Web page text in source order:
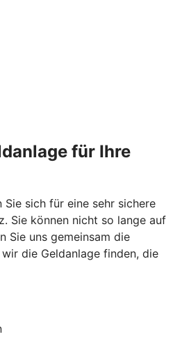
für Ihre
Sie sich für eine sehr sichere
Sie können nicht so lange auf
Sie uns gemeinsam die
die Geldanlage finden, die